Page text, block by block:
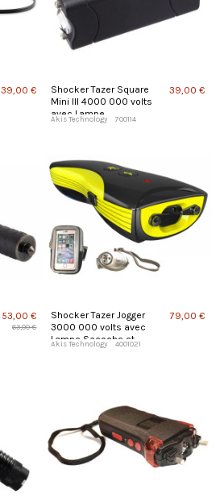
39,00 €
Shocker Tazer Square
Mini III 4000 000 volts
avec Lampe
Akis Technology 700114
39,00 €
53,00 €
63,00 €
Shocker Tazer Jogger
3000 000 volts avec
Lampe Sacoche et
Akis Technology 4001021
79,00 €